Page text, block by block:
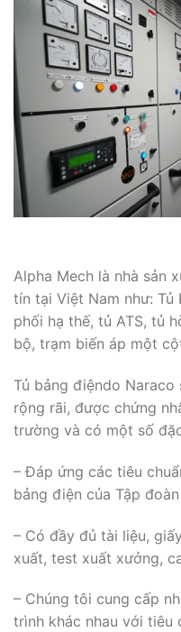
Alpha Mech là nhà sản
tín tại Việt Nam như: Tủ
phối hạ thế, tủ ATS, tủ
bộ, trạm biến áp một
Tủ bảng điệndo
rộng rãi, được chứng
trường và có một số
– Đáp ứng các tiêu
bảng điện của Tập
– Có đầy đủ tài liệu,
xuất, test xuất xưởng,
– Chúng tôi cung cấp
trình khác nhau với tiêu